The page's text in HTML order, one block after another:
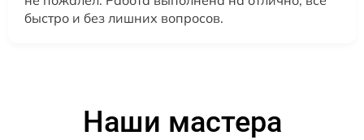
быстро и без лишних вопросов.
Наши мастера